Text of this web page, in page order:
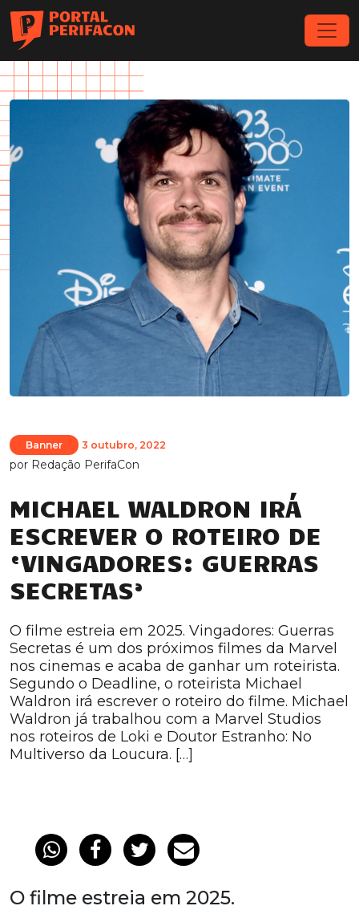
Banner 3 outubro, 2022
por Redação PerifaCon
MICHAEL WALDRON IRÁ
ESCREVER O ROTEIRO DE
‘VINGADORES: GUERRAS
SECRETAS’
O filme estreia em 2025. Vingadores: Guerras
Secretas é um dos próximos filmes da Marvel
nos cinemas e acaba de ganhar um roteirista.
Segundo o Deadline, o roteirista Michael
Waldron irá escrever o roteiro do filme. Michael
Waldron já trabalhou com a Marvel Studios
nos roteiros de Loki e Doutor Estranho: No
Multiverso da Loucura. […]
O filme estreia em 2025.